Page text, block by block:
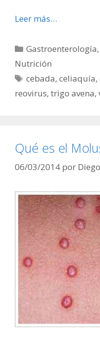
Leer más…
Categorías
Gastroenterología,
Nutrición
Etiquetas
cebada,celiaquía,
reovirus, trigo avena,
Qué es el
06/03/2014 por